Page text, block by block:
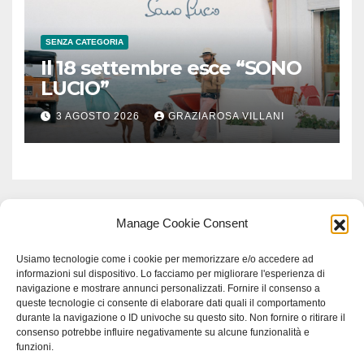
Manage Cookie Consent
Usiamo tecnologie come i cookie per memorizzare e/o accedere ad
informazioni sul dispositivo. Lo facciamo per migliorare l'esperienza di
navigazione e mostrare annunci personalizzati. Fornire il consenso a
queste tecnologie ci consente di elaborare dati quali il comportamento
durante la navigazione o ID univoche su questo sito. Non fornire o ritirare il
consenso potrebbe influire negativamente su alcune funzionalità e
funzioni.
SENZA CATEGORIA
Il 18 settembre esce “SONO
LUCIO”
3 AGOSTO 2026 GRAZIAROSA VILLANI